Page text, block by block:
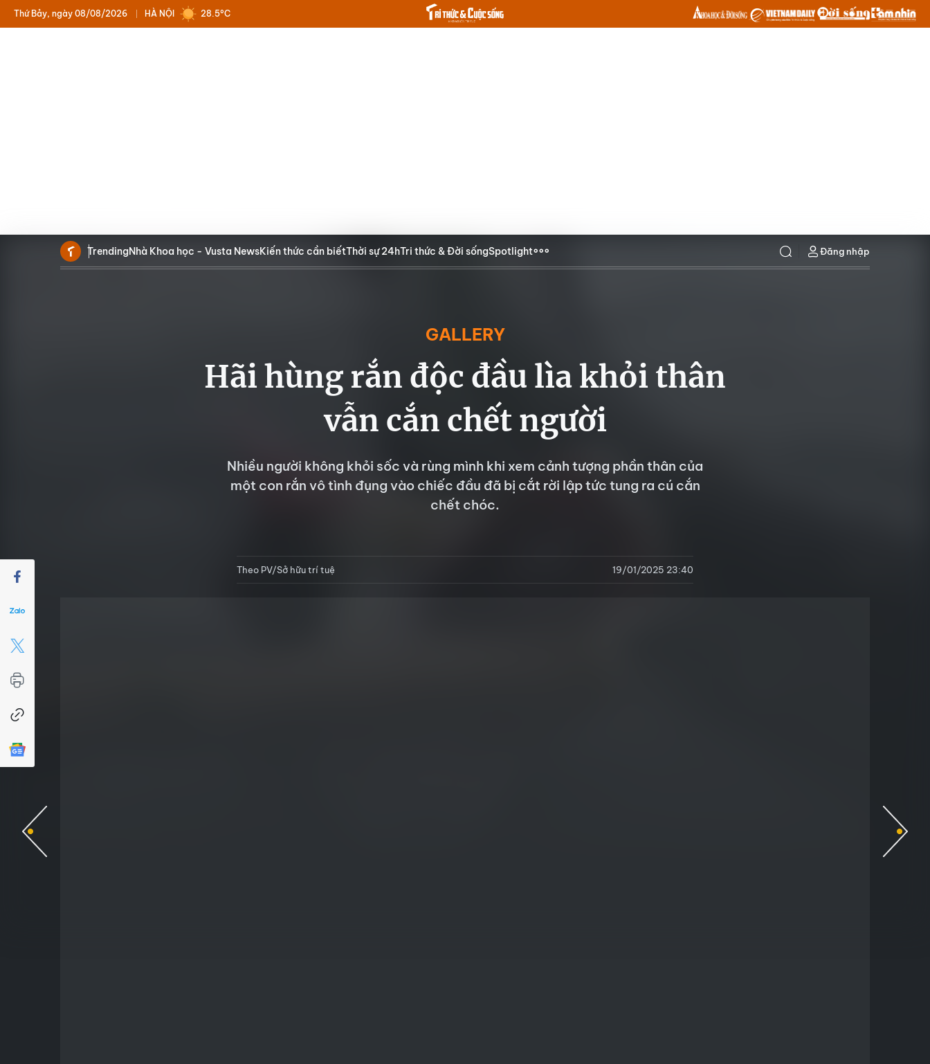
HÀ NỘI
Thứ Bảy, ngày 08/08/2026 28.5°C
TrendingNhà Khoa học - Vusta NewsKiến thức cần biếtThời sự 24hTri thức & Đời sốngSpotlight Đăng nhập
GALLERY
Hãi hùng rắn độc đầu lìa khỏi thân
vẫn cắn chết người
Nhiều người không khỏi sốc và rùng mình khi xem cảnh tượng phần thân của
một con rắn vô tình đụng vào chiếc đầu đã bị cắt rời lập tức tung ra cú cắn
chết chóc.
Theo PV/Sở hữu trí tuệ 19/01/2025 23:40